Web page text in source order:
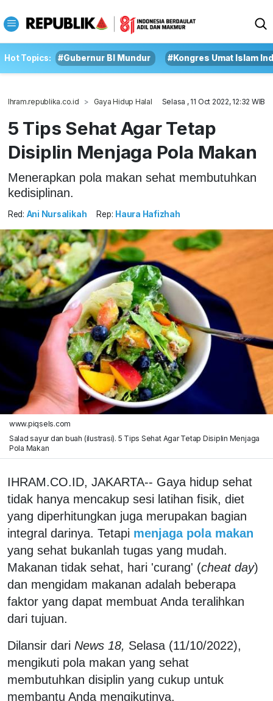
Hot Topics: #Gubernur BI Mundur #Kongres Umat Islam
Ihram.republika.co.id Gaya Hidup Halal Selasa , 11 Oct 2022, 12:32 WIB
5 Tips Sehat Agar Tetap
Disiplin Menjaga Pola Makan
Menerapkan pola makan sehat membutuhkan
kedisiplinan.
Red: Ani Nursalikah Rep: Haura Hafizhah
www.piqsels.com
Salad sayur dan buah (ilustrasi). 5 Tips Sehat Agar Tetap Disiplin Menjaga
Pola Makan
IHRAM.CO.ID, JAKARTA-- Gaya hidup sehat
tidak hanya mencakup sesi latihan fisik, diet
yang diperhitungkan juga merupakan bagian
integral darinya. Tetapi menjaga pola makan
yang sehat bukanlah tugas yang mudah.
Makanan tidak sehat, hari 'curang' (cheat day)
dan mengidam makanan adalah beberapa
faktor yang dapat membuat Anda teralihkan
dari tujuan.
Dilansir dari News 18, Selasa (11/10/2022),
mengikuti pola makan yang sehat
membutuhkan disiplin yang cukup untuk
membantu Anda mengikutinya.